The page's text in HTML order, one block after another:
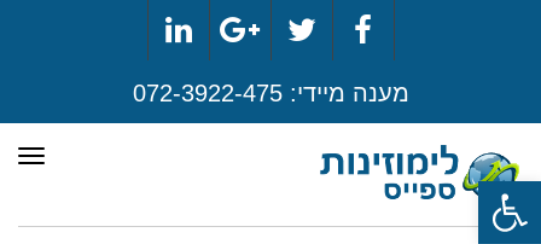
פתח סרגל נגישות
Facebook
Twitter
Google+
LinkedIn
מענה מיידי:072-3922-475